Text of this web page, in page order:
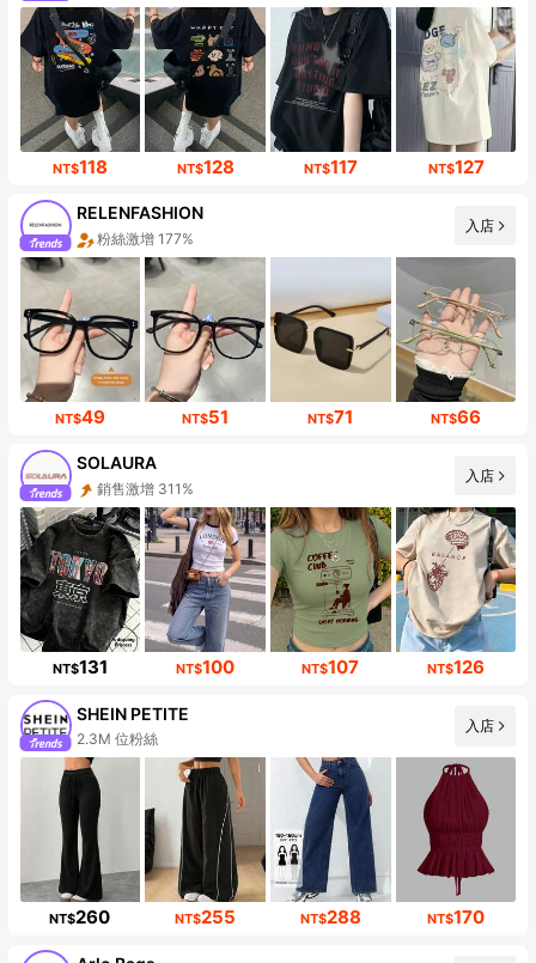
NT$118 NT$128 NT$117 NT$127
RELENFASHION
粉絲激增 177%
入店
NT$49 NT$51 NT$71 NT$66
SOLAURA
銷售激增 311%
入店
NT$131 NT$100 NT$107 NT$126
SHEIN PETITE
2.3M 位粉絲
入店
NT$260 NT$255 NT$288 NT$170